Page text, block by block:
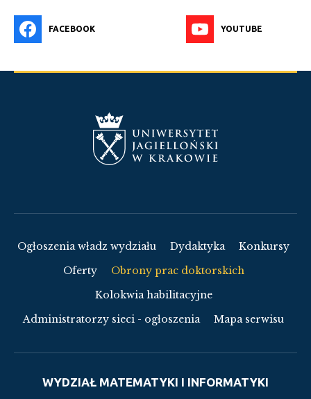
FACEBOOK YOUTUBE
Ogłoszenia władz wydziału Dydaktyka
Konkursy
Oferty
Obrony prac doktorskich
Kolokwia habilitacyjne
Administratorzy sieci - ogłoszenia
Mapa serwisu
WYDZIAŁ MATEMATYKI I INFORMATYKI